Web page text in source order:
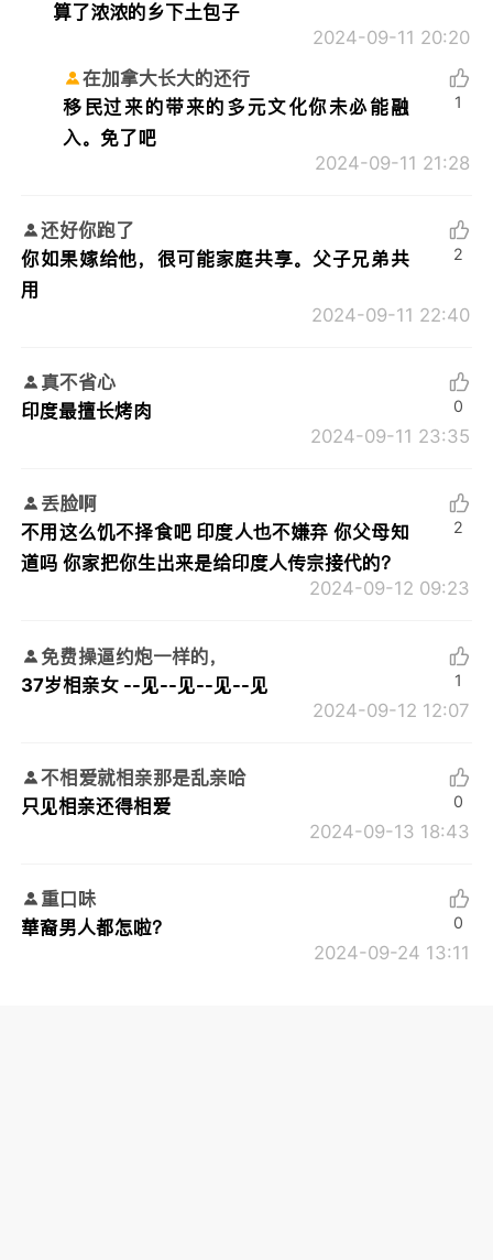
算了浓浓的乡下土包子
2024-09-11 20:20
在加拿大长大的还行
移民过来的带来的多元文化你未必能融
入。免了吧
2024-09-11 21:28
1
还好你跑了
你如果嫁给他，很可能家庭共享。父子兄弟共
用
2024-09-11 22:40
2
真不省心
印度最擅长烤肉
2024-09-11 23:35
0
丢脸啊
不用这么饥不择食吧 印度人也不嫌弃 你父母知
道吗 你家把你生出来是给印度人传宗接代的？
2024-09-12 09:23
2
免费操逼约炮一样的，
37岁相亲女 --见--见--见--见
2024-09-12 12:07
1
不相爱就相亲那是乱亲哈
只见相亲还得相爱
2024-09-13 18:43
0
重口味
華裔男人都怎啦？
2024-09-24 13:11
0